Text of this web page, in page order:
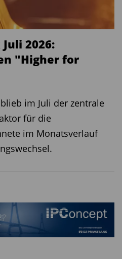
2026:
"Higher for
im Juli der zentrale
für die
im Monatsverlauf